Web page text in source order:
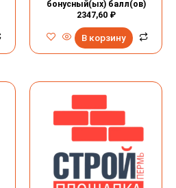
бонусный(ых) балл(ов)
2347,60 ₽
В корзину